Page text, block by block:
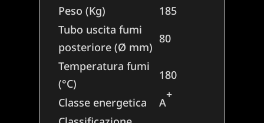
Peso (Kg)
185
Tubo uscita fumi
posteriore (Ø mm)
80
Temperatura fumi
(°C)
180
Classe energetica
A
+